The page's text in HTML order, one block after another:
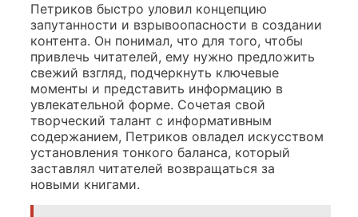
Петриков быстро уловил концепцию
запутанности и взрывоопасности в создании
контента. Он понимал, что для того, чтобы
привлечь читателей, ему нужно предложить
свежий взгляд, подчеркнуть ключевые
моменты и представить информацию в
увлекательной форме. Сочетая свой
творческий талант с информативным
содержанием, Петриков овладел искусством
установления тонкого баланса, который
заставлял читателей возвращаться за
новыми книгами.